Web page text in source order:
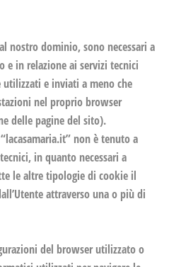
nostro dominio, sono necessari a
e in relazione ai servizi tecnici
e inviati a meno che
nel proprio browser
delle pagine del sito).
“lacasamaria.it” non è tenuto a
in quanto necessari a
le altre tipologie di cookie il
attraverso una o più di
del browser utilizzato o